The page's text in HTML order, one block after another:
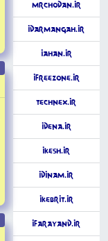
MrChodan.ir
iDarmangah.ir
iAhan.ir
iFreeZone.ir
Technex.ir
iDena.ir
iKesh.ir
iDinam.ir
iKebrit.ir
iFarayand.ir